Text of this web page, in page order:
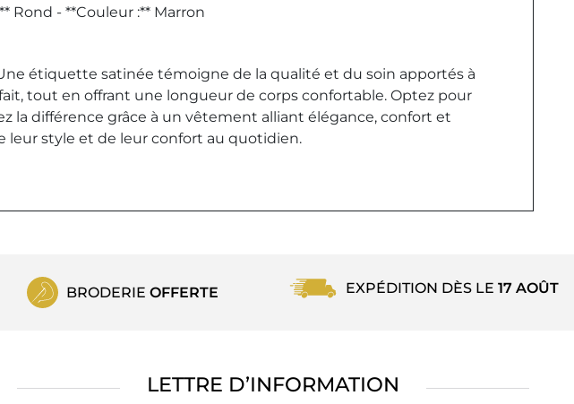
Rond - **Couleur :** Marron
étiquette satinée témoigne de la qualité et du soin apportés à
tout en offrant une longueur de corps confortable. Optez pour
la différence grâce à un vêtement alliant élégance, confort et
leur style et de leur confort au quotidien.
BRODERIE OFFERTE EXPÉDITION DÈS LE 17 AOÛT
LETTRE D’INFORMATION